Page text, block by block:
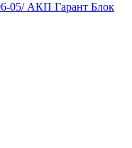
05/ АКП Гарант Блок